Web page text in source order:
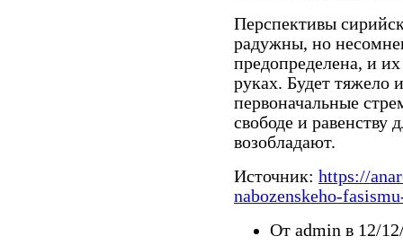
Перспективы
радужны, но
предопределена, и
руках. Будет тяжело
первоначальные
свободе и равенству
возобладают.
Источник: https://
nabozenskeho-
От admin в 12/